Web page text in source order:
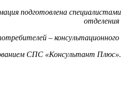
подготовлена специалистами
отделения
– консультационного
СПС «Консультант Плюс».